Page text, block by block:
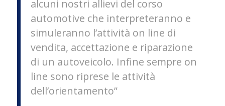
alcuni nostri allievi del corso
automotive che interpreteranno e
simuleranno l’attività on line di
vendita, accettazione e riparazione
di un autoveicolo. Infine sempre on
line sono riprese le attività
dell’orientamento”